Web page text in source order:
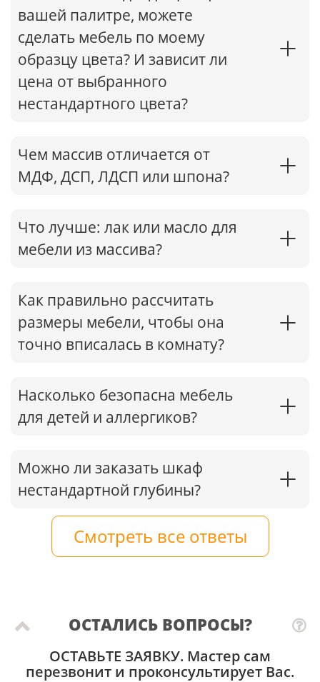
вашей палитре, можете
сделать мебель по моему
образцу цвета? И зависит ли
цена от выбранного
нестандартного цвета?
Чем массив отличается от
МДФ, ДСП, ЛДСП или шпона?
Что лучше: лак или масло для
мебели из массива?
Как правильно рассчитать
размеры мебели, чтобы она
точно вписалась в комнату?
Насколько безопасна мебель
для детей и аллергиков?
Можно ли заказать шкаф
нестандартной глубины?
Смотреть все ответы
ОСТАЛИСЬ ВОПРОСЫ?
ОСТАВЬТЕ ЗАЯВКУ. Мастер сам
перезвонит и проконсультирует Вас.